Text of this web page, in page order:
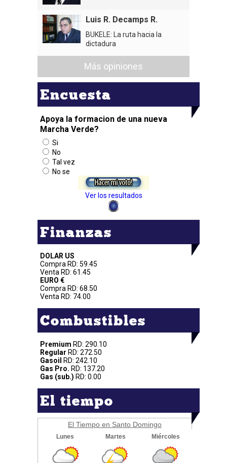
Luis R. Decamps R.
BUKELE: La ruta hacia la
dictadura
Más opiniones
Encuesta
Apoya la formacion de una nueva
Marcha Verde?
Si
No
Tal vez
No se
Ver los resultados
Finanzas
DOLAR US
Compra RD: 59.45
Venta RD: 61.45
EURO €
Compra RD: 68.50
Venta RD: 74.00
Combustibles
Premium RD: 290.10
Regular RD: 272.50
Gasoil
RD: 242.10
Gas Pro. RD: 137.20
Gas (sub.) RD: 0.00
El tiempo
El Tiempo en Santo Domingo